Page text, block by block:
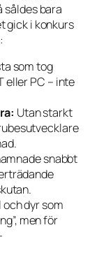
bara
gick i konkurs
som tog
eller PC – inte
Utan starkt
snabbt
dyr som
men för